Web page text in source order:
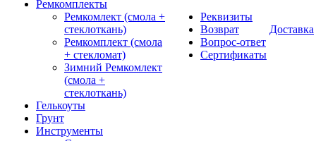
Ремкомплекты
Ремкомлект (смола +
стеклоткань)
Ремкомплект (смола
+ стекломат)
Зимний Ремкомлект
(смола +
стеклоткань)
Гелькоуты
Грунт
Инструменты
Реквизиты
Возврат
Вопрос-ответ
Сертификаты
Доставка